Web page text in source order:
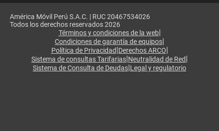
América Móvil Perú S.A.C. | RUC 20467534026
Todos los derechos reservados 2026
Términos y condiciones de la web|
Condiciones de garantía de equipos|
Política de Privacidad|Derechos ARCO|
Sistema de consultas Tarifarias|Neutralidad de Red|
Sistema de Consulta de Deudas|Legal y regulatorio